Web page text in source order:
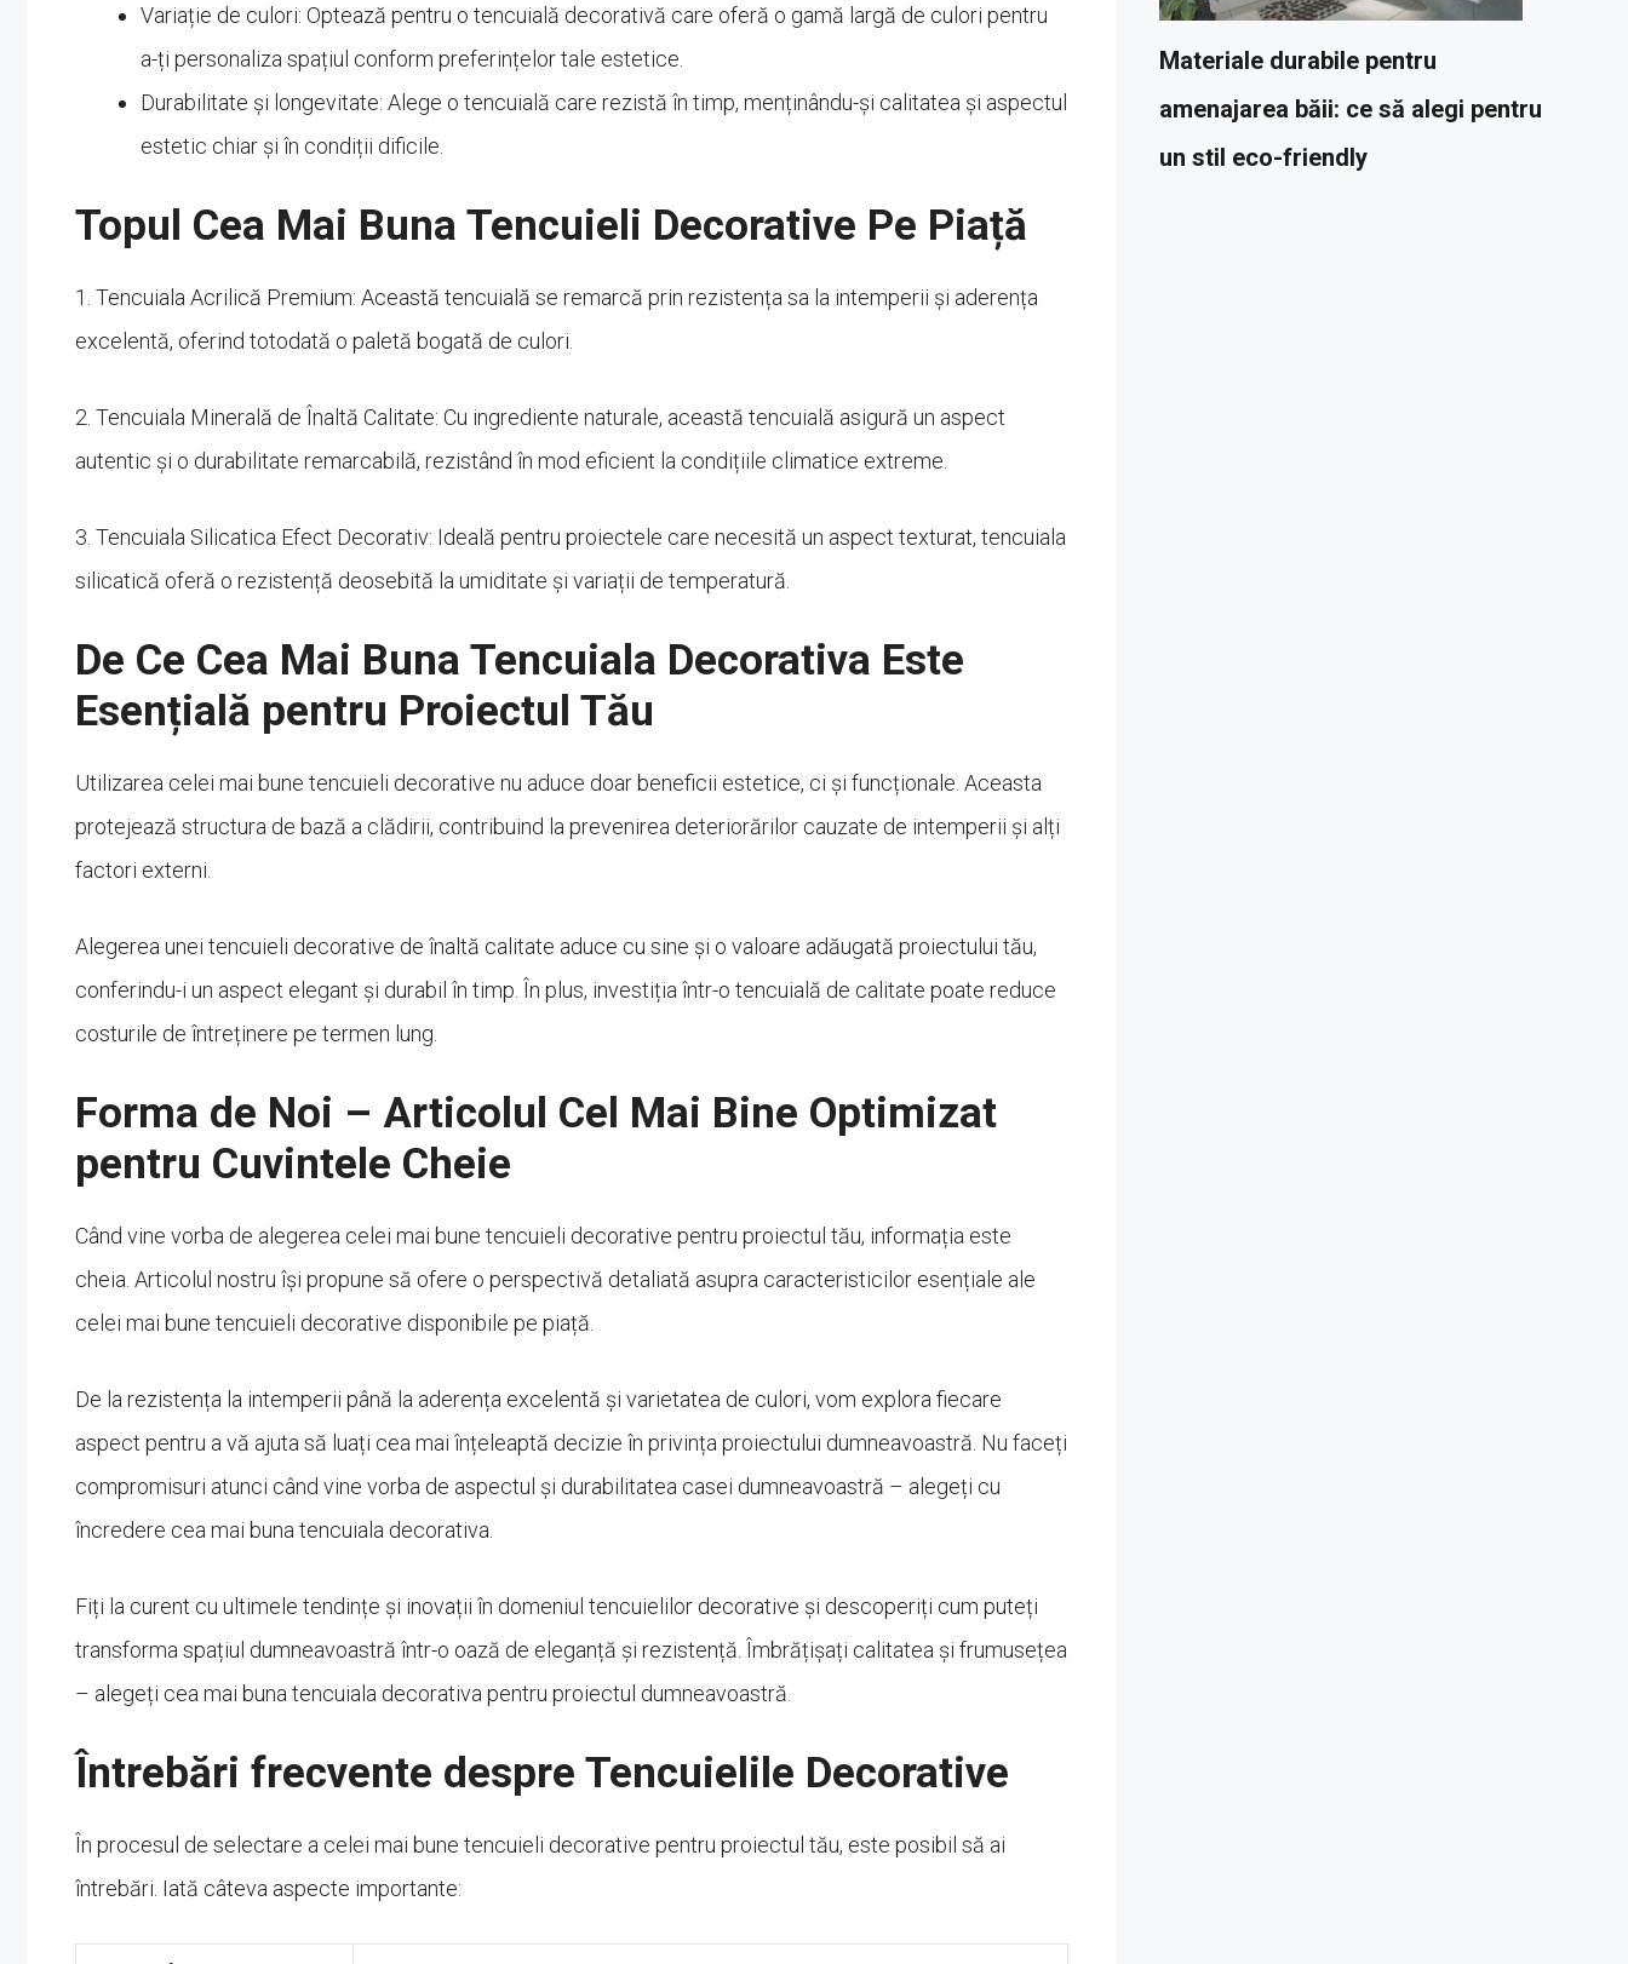
Variație de culori: Optează pentru o tencuială decorativă care oferă o gamă largă de culori pentru
a-ți personaliza spațiul conform preferințelor tale estetice.
Durabilitate și longevitate: Alege o tencuială care rezistă în timp, menținându-și calitatea și aspectul
estetic chiar și în condiții dificile.
Topul Cea Mai Buna Tencuieli Decorative Pe Piață
1. Tencuiala Acrilică Premium: Această tencuială se remarcă prin rezistența sa la intemperii și aderența
excelentă, oferind totodată o paletă bogată de culori.
2. Tencuiala Minerală de Înaltă Calitate: Cu ingrediente naturale, această tencuială asigură un aspect
autentic și o durabilitate remarcabilă, rezistând în mod eficient la condițiile climatice extreme.
3. Tencuiala Silicatica Efect Decorativ: Ideală pentru proiectele care necesită un aspect texturat, tencuiala
silicatică oferă o rezistență deosebită la umiditate și variații de temperatură.
De Ce Cea Mai Buna Tencuiala Decorativa Este
Esențială pentru Proiectul Tău
Utilizarea celei mai bune tencuieli decorative nu aduce doar beneficii estetice, ci și funcționale. Aceasta
protejează structura de bază a clădirii, contribuind la prevenirea deteriorărilor cauzate de intemperii și alți
factori externi.
Alegerea unei tencuieli decorative de înaltă calitate aduce cu sine și o valoare adăugată proiectului tău,
conferindu-i un aspect elegant și durabil în timp. În plus, investiția într-o tencuială de calitate poate reduce
costurile de întreținere pe termen lung.
Forma de Noi – Articolul Cel Mai Bine Optimizat
pentru Cuvintele Cheie
Când vine vorba de alegerea celei mai bune tencuieli decorative pentru proiectul tău, informația este
cheia. Articolul nostru își propune să ofere o perspectivă detaliată asupra caracteristicilor esențiale ale
celei mai bune tencuieli decorative disponibile pe piață.
De la rezistența la intemperii până la aderența excelentă și varietatea de culori, vom explora fiecare
aspect pentru a vă ajuta să luați cea mai înțeleaptă decizie în privința proiectului dumneavoastră. Nu faceți
compromisuri atunci când vine vorba de aspectul și durabilitatea casei dumneavoastră – alegeți cu
încredere cea mai buna tencuiala decorativa.
Fiți la curent cu ultimele tendințe și inovații în domeniul tencuielilor decorative și descoperiți cum puteți
transforma spațiul dumneavoastră într-o oază de eleganță și rezistență. Îmbrățișați calitatea și frumusețea
– alegeți cea mai buna tencuiala decorativa pentru proiectul dumneavoastră.
Întrebări frecvente despre Tencuielile Decorative
În procesul de selectare a celei mai bune tencuieli decorative pentru proiectul tău, este posibil să ai
întrebări. Iată câteva aspecte importante:
Materiale durabile pentru
amenajarea băii: ce să alegi pentru
un stil eco-friendly